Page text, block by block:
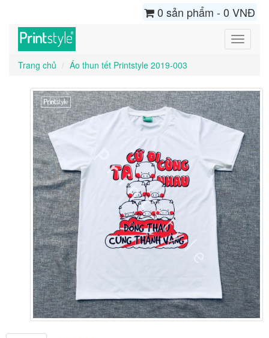
0 sản phẩm - 0 VNĐ
Toggle
Trang chủ
Áo thun tết Printstyle 2019-003